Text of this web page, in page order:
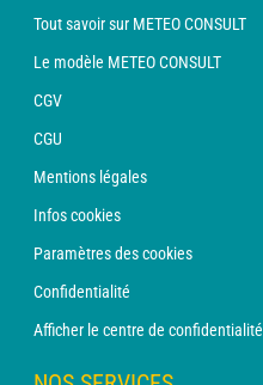
Tout savoir sur METEO CONSULT
Le modèle METEO CONSULT
CGV
CGU
Mentions légales
Infos cookies
Paramètres des cookies
Confidentialité
Afficher le centre de confidentialité